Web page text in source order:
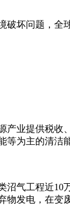
坏问题，全
产业提供税收
为主的清洁能
气工程近10
物发电，在变